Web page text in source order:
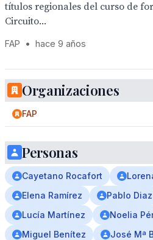
títulos regionales del curso de
Circuito...
FAP • hace 9 años
Organizaciones
FAP
Personas
Cayetano Rocafort
Elena Ramírez
Pablo Diaz
Lucía Martínez
Noelia
Miguel Benítez
José Mª